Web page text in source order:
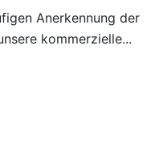
Anerkennung der
kommerzielle...